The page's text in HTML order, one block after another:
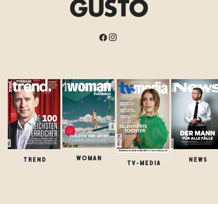
TREND WOMAN
TV-MEDIA
NEWS